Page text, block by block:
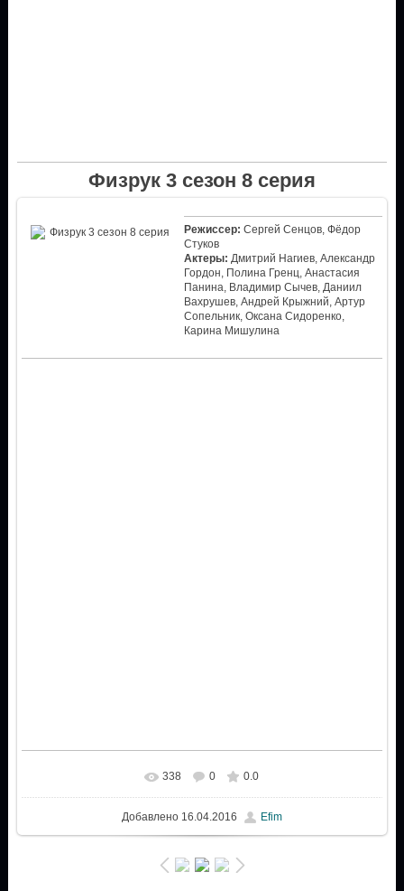
Физрук 3 сезон 8 серия
Режиссер: Сергей Сенцов, Фёдор
Стуков
Актеры: Дмитрий Нагиев, Александр
Гордон, Полина Гренц, Анастасия
Панина, Владимир Сычев, Даниил
Вахрушев, Андрей Крыжний, Артур
Сопельник, Оксана Сидоренко,
Карина Мишулина
338 0 0.0
Добавлено16.04.2016 Efim